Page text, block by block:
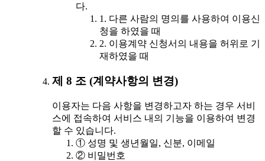
다.
1. 다른 사람의 명의를 사용하여 이용신
청을 하였을 때
2. 이용계약 신청서의 내용을 허위로 기
재하였을 때
제 8 조 (계약사항의 변경)
이용자는 다음 사항을 변경하고자 하는 경우 서비
스에 접속하여 서비스 내의 기능을 이용하여 변경
할 수 있습니다.
① 성명 및 생년월일, 신분, 이메일
② 비밀번호